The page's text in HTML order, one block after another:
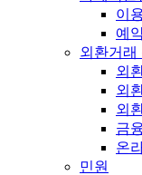
이
예
외환거래
외
외
외
금
온
민원